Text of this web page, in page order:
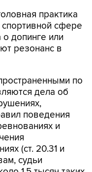
практика
сфере
допинге или
резонанс в
по
дела об
поведения
и
(ст. 20.31 и
судьи